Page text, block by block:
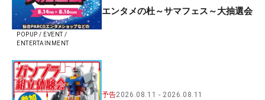
POPUP / EVENT /
ENTERTAINMENT
エンタメの杜～サマフェス～大抽選会
予告2026.08.11 2026.08.11